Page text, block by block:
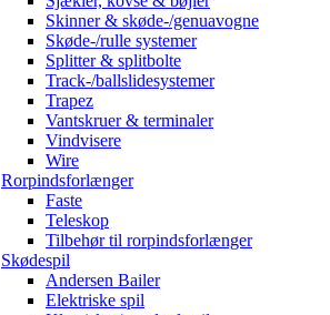
Skinner & skøde-/genuavogne
Skøde-/rulle systemer
Splitter & splitbolte
Track-/ballslidesystemer
Trapez
Vantskruer & terminaler
Vindvisere
Wire
Rorpindsforlænger
Faste
Teleskop
Tilbehør til rorpindsforlænger
Skødespil
Andersen Bailer
Elektriske spil